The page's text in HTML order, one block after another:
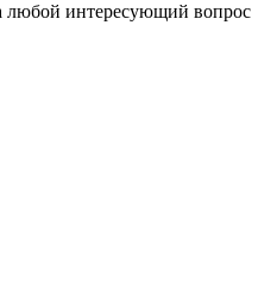
любой интересующий вопрос